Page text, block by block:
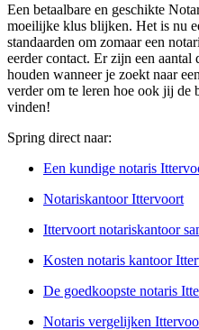
Een betaalbare en geschikte
moeilijke klus blijken. Het is nu
standaarden om zomaar een
eerder contact. Er zijn een
houden wanneer je zoekt naar
verder om te leren hoe ook jij de
vinden!
Spring direct naar:
Een kundige notaris
Notariskantoor Ittervoort
Ittervoort notariskantoor
Kosten notaris kantoor
De goedkoopste notaris
Notaris vergelijken